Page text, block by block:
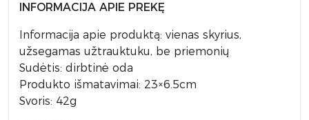
INFORMACIJA APIE PREKĘ
Informacija apie produktą: vienas skyrius,
užsegamas užtrauktuku, be priemonių
Sudėtis: dirbtinė oda
Produkto išmatavimai: 23×6.5cm
Svoris: 42g